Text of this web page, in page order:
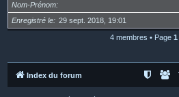
Nom-Prénom
Enregistré le
29 sept. 2018, 19:01
4 membres • Page 1
Index du forum